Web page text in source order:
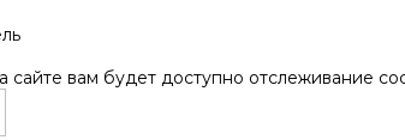
сайте вам будет доступно отслеживание